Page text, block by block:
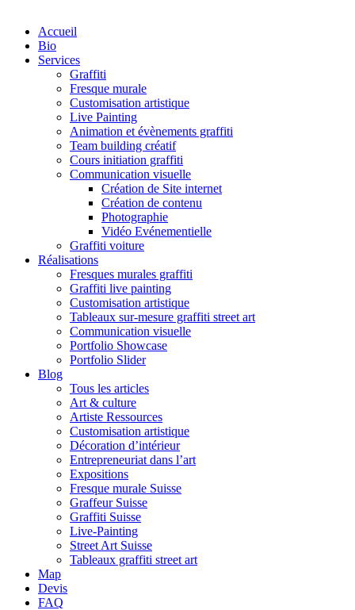
Accueil
Bio
Services
Graffiti
Fresque murale
Customisation artistique
Live Painting
Animation et évènements graffiti
Team building créatif
Cours initiation graffiti
Communication visuelle
Création de Site internet
Création de contenu
Photographie
Vidéo Evénementielle
Graffiti voiture
Réalisations
Fresques murales graffiti
Graffiti live painting
Customisation artistique
Tableaux sur-mesure graffiti street art
Communication visuelle
Portfolio Showcase
Portfolio Slider
Blog
Tous les articles
Art & culture
Artiste Ressources
Customisation artistique
Décoration d’intérieur
Entrepreneuriat dans l’art
Expositions
Fresque murale Suisse
Graffeur Suisse
Graffiti Suisse
Live-Painting
Street Art Suisse
Tableaux graffiti street art
Map
Devis
FAQ